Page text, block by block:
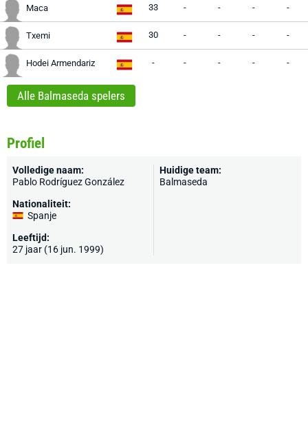
Maca 33 - - - -
Txemi 30 - - - -
Hodei Armendariz - - - - -
Alle Balmaseda spelers
Profiel
Volledige naam:
Pablo Rodríguez González
Nationaliteit:
Spanje
Leeftijd:
27 jaar (16 jun. 1999)
Huidige team:
Balmaseda